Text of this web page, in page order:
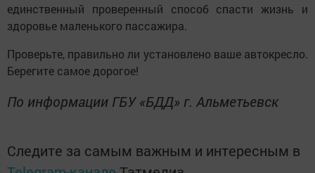
единственный проверенный способ спасти жизнь и
здоровье маленького пассажира.
Проверьте, правильно ли установлено ваше автокресло.
Берегите самое дорогое!
По информации ГБУ «БДД» г. Альметьевск
Следите за самым важным и интересным в